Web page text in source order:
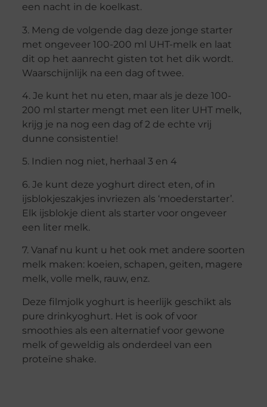
een nacht in de koelkast.
3. Meng de volgende dag deze jonge starter
met ongeveer 100-200 ml UHT-melk en laat
dit op het aanrecht gisten tot het dik wordt.
Waarschijnlijk na een dag of twee.
4. Je kunt het nu eten, maar als je deze 100-
200 ml starter mengt met een liter UHT melk,
krijg je na nog een dag of 2 de echte vrij
dunne consistentie!
5. Indien nog niet, herhaal 3 en 4
6. Je kunt deze yoghurt direct eten, of in
ijsblokjeszakjes invriezen als ‘moederstarter’.
Elk ijsblokje dient als starter voor ongeveer
een liter melk.
7. Vanaf nu kunt u het ook met andere soorten
melk maken: koeien, schapen, geiten, magere
melk, volle melk, rauw, enz.
Deze filmjolk yoghurt is heerlijk geschikt als
pure drinkyoghurt. Het is ook of voor
smoothies als een alternatief voor gewone
melk of geweldig als onderdeel van een
proteïne shake.